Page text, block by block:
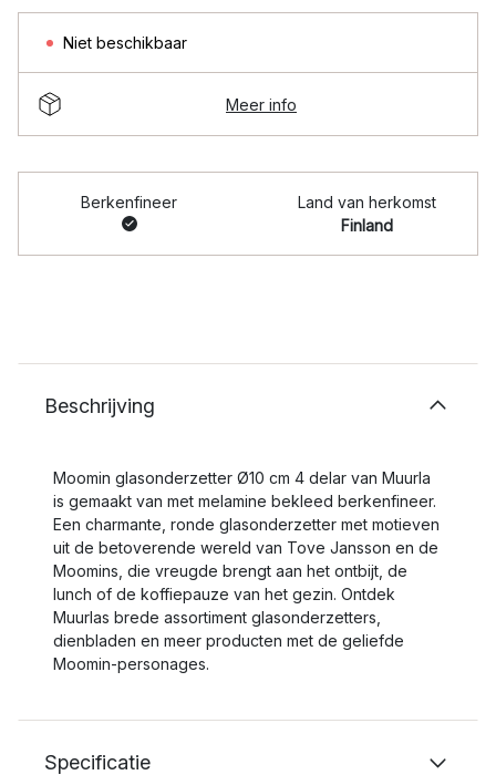
Niet beschikbaar
Meer info
Berkenfineer
Land van herkomst
Finland
Beschrijving
Moomin glasonderzetter Ø10 cm 4 delar van Muurla
is gemaakt van met melamine bekleed berkenfineer.
Een charmante, ronde glasonderzetter met motieven
uit de betoverende wereld van Tove Jansson en de
Moomins, die vreugde brengt aan het ontbijt, de
lunch of de koffiepauze van het gezin. Ontdek
Muurlas brede assortiment glasonderzetters,
dienbladen en meer producten met de geliefde
Moomin-personages.
Specificatie